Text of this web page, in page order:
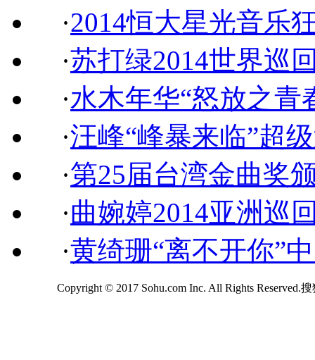
·2014恒大星光音乐
·苏打绿2014世界巡
·水木年华“怒放之青
·汪峰“峰暴来临”超
·第25届台湾金曲奖
·曲婉婷2014亚洲巡
·黄绮珊“离不开你”
Copyright © 2017 Sohu.com Inc. All Rights Reserved.